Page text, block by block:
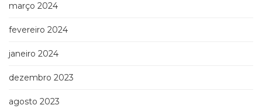
março 2024
fevereiro 2024
janeiro 2024
dezembro 2023
agosto 2023